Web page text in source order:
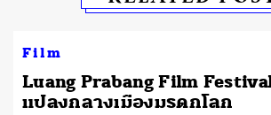
Film
Luang Prabang Film
แปลงกลางเมืองมรดกโลก